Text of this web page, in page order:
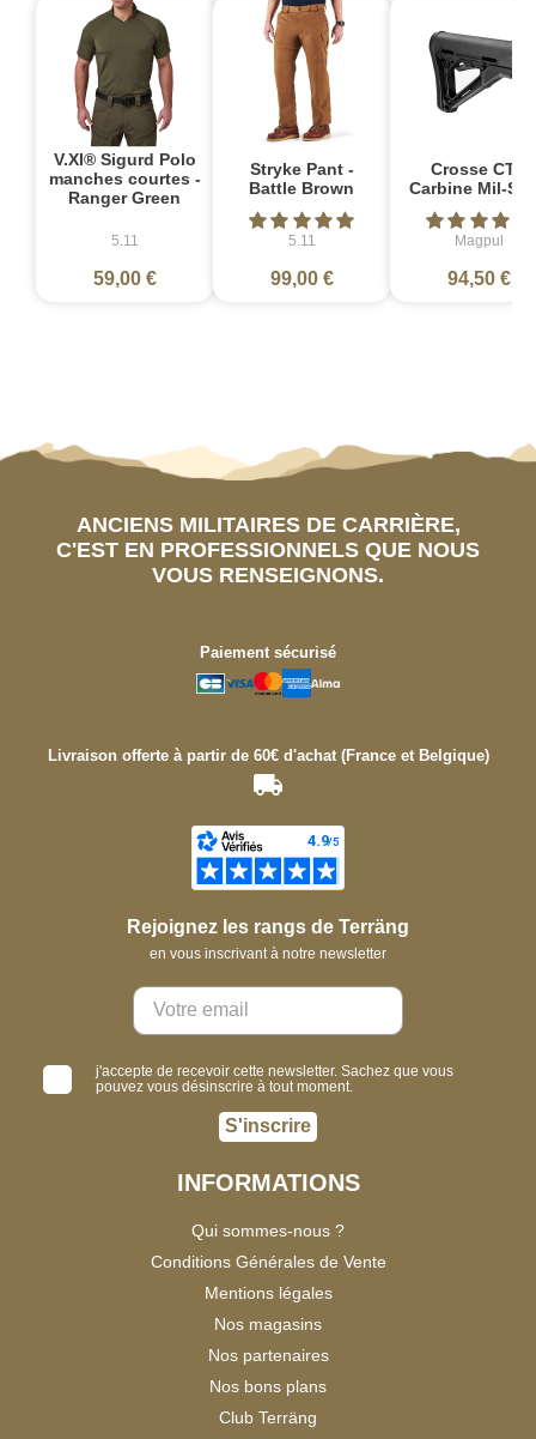
V.XI® Sigurd Polo
manches courtes -
Ranger Green
5.11
59,00 €
Stryke Pant -
Battle Brown
5.11
99,00 €
Crosse CTR
Carbine Mil-
Magpul
94,50 €
ANCIENS MILITAIRES DE CARRIÈRE,
C'EST EN PROFESSIONNELS QUE NOUS
VOUS RENSEIGNONS.
Paiement sécurisé
Livraison offerte à partir de 60€ d'achat (France et Belgique)
Rejoignez les rangs de Terräng
en vous inscrivant à notre newsletter
j'accepte de recevoir cette newsletter. Sachez que vous
pouvez vous désinscrire à tout moment.
S'inscrire
INFORMATIONS
Qui sommes-nous ?
Conditions Générales de Vente
Mentions légales
Nos magasins
Nos partenaires
Nos bons plans
Club Terräng